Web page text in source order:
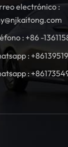
electrónico :
: +86 -
:
: